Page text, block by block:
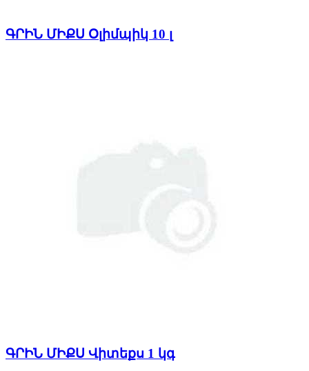
ԳՐԻՆ ՄԻՔՍ Օլիմպիկ 10 լ
ԳՐԻՆ ՄԻՔՍ Վիտեքս 1 կգ